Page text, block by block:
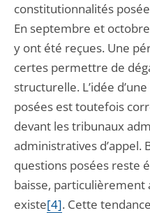
constitutionnalités
En septembre et
y ont été reçues. Une
certes permettre de
structurelle. L’idée
posées est toutefois
devant les tribunaux
administratives d’appel.
questions posées reste
baisse, particulièrement
existe[4]. Cette